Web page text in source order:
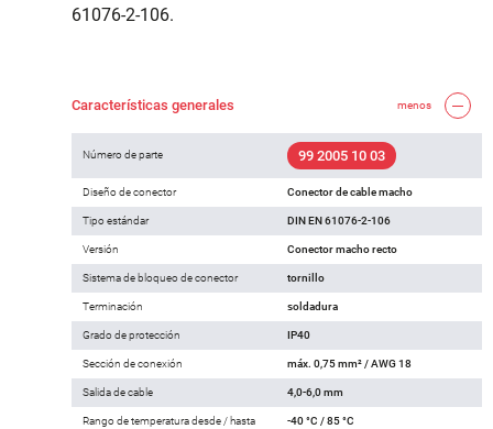
61076-2-106.
Características generales menos
Número de parte 99 2005 10 03
Diseño de conector Conector de cable macho
Tipo estándar DIN EN 61076-2-106
Versión Conector macho recto
Sistema de bloqueo de conector tornillo
Terminación soldadura
Grado de protección IP40
Sección de conexión máx. 0,75 mm² / AWG 18
Salida de cable 4,0-6,0 mm
Rango de temperatura desde / hasta -40 °C / 85 °C